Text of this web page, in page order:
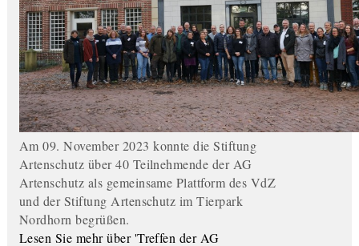
Am 09. November 2023 konnte die Stiftung
Artenschutz über 40 Teilnehmende der AG
Artenschutz als gemeinsame Plattform des VdZ
und der Stiftung Artenschutz im Tierpark
Nordhorn begrüßen.
Lesen Sie mehr über 'Treffen der AG